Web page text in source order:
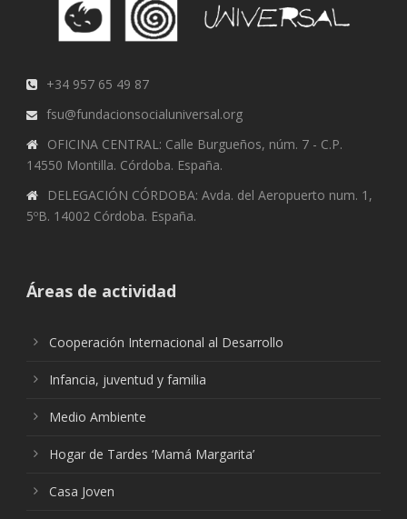
+34 957 65 49 87
fsu@fundacionsocialuniversal.org
OFICINA CENTRAL: Calle Burgueños, núm. 7 - C.P.
14550 Montilla. Córdoba. España.
DELEGACIÓN CÓRDOBA: Avda. del Aeropuerto num. 1,
5ºB. 14002 Córdoba. España.
Áreas de actividad
Cooperación Internacional al Desarrollo
Infancia, juventud y familia
Medio Ambiente
Hogar de Tardes ‘Mamá Margarita’
Casa Joven